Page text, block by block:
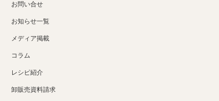
お問い合せ
お知らせ一覧
メディア掲載
コラム
レシピ紹介
卸販売資料請求